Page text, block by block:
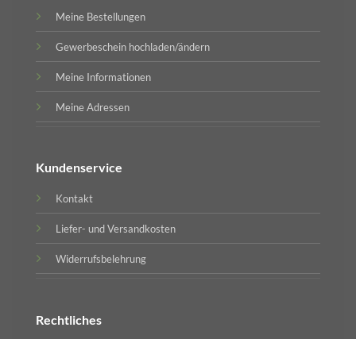
Meine Bestellungen
Gewerbeschein hochladen/ändern
Meine Informationen
Meine Adressen
Kundenservice
Kontakt
Liefer- und Versandkosten
Widerrufsbelehrung
Rechtliches